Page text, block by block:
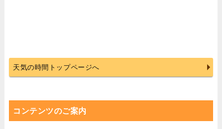
天気の時間トップページへ
コンテンツのご案内